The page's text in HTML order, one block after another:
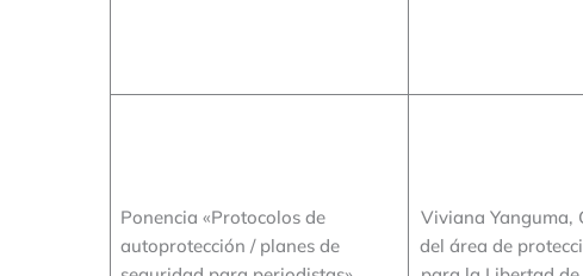
Ponencia «Protocolos de
autoprotección / planes de
Viviana Yanguma,
del área de